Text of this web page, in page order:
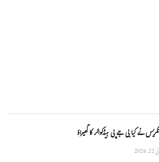
نے کیا بی جے پی ہیڈکواٹر کا گھیراؤ